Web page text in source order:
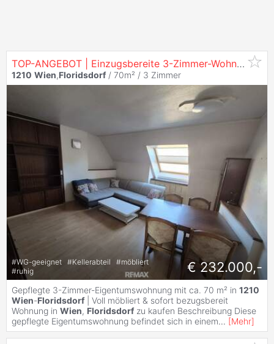
TOP-ANGEBOT | Einzugsbereite 3-Zimmer-Wohnung mit ca. 70 m² in
1210 Wien,Floridsdorf / 70m² / 3 Zimmer
#WG-geeignet #Kellerabteil #möbliert
#ruhig € 232.000,-
Gepflegte 3-Zimmer-Eigentumswohnung mit ca. 70 m² in 1210
Wien-Floridsdorf | Voll möbliert & sofort bezugsbereit
Wohnung in Wien, Floridsdorf zu kaufen Beschreibung Diese
gepflegte Eigentumswohnung befindet sich in einem... [Mehr]